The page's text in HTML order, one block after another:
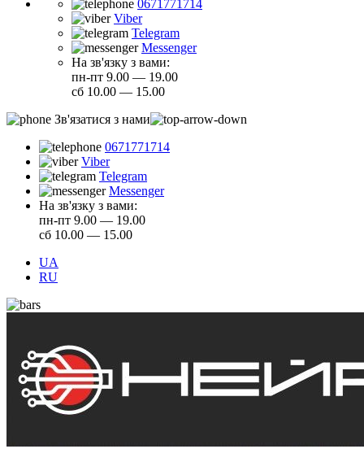
0671771714
Viber
Telegram
Messenger
На зв'язку з вами:
пн-пт 9.00 — 19.00
сб 10.00 — 15.00
Зв'язатися з нами
0671771714
Viber
Telegram
Messenger
На зв'язку з вами:
пн-пт 9.00 — 19.00
сб 10.00 — 15.00
UA
RU